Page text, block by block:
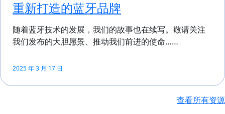
重新打造的蓝牙品牌
随着蓝牙技术的发展，我们的故事也在续写。敬请关注
我们发布的大胆愿景、推动我们前进的使命……
2025 年 3 月 17 日
查看所有资源